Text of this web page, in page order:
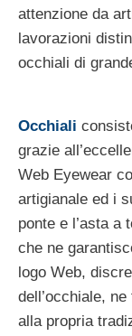
attenzione da
lavorazioni
occhiali di
Occhiali
grazie
Web Eyewear
artigianale ed i
ponte e l’asta a
che ne
logo Web,
dell’occhiale,
alla propria